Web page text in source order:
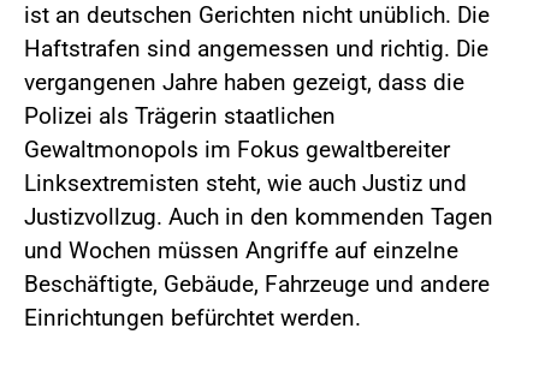
ist an deutschen Gerichten nicht unüblich. Die
Haftstrafen sind angemessen und richtig. Die
vergangenen Jahre haben gezeigt, dass die
Polizei als Trägerin staatlichen
Gewaltmonopols im Fokus gewaltbereiter
Linksextremisten steht, wie auch Justiz und
Justizvollzug. Auch in den kommenden Tagen
und Wochen müssen Angriffe auf einzelne
Beschäftigte, Gebäude, Fahrzeuge und andere
Einrichtungen befürchtet werden.